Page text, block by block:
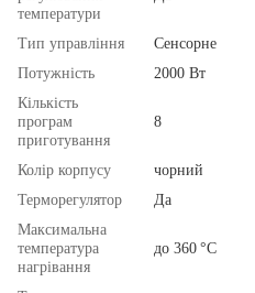
температури
Тип управління
Сенсорне
Потужність
2000 Вт
Кількість
програм
приготування
8
Колір корпусу
чорний
Терморегулятор
Да
Максимальна
температура
нагрівання
до 360 °C